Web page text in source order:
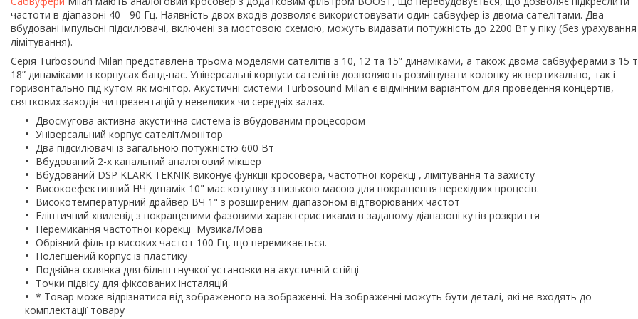
частоти в діапазоні 40 - 90 Гц. Наявність двох входів дозволяє використовувати один сабвуфер із двома сателітами. Два
вбудовані імпульсні підсилювачі, включені за мостовою схемою, можуть видавати потужність до 2200 Вт у піку (без урахування
лімітування).
Серія Turbosound Milan представлена трьома моделями сателітів з 10, 12 та 15” динаміками, а також двома сабвуферами з 15
18” динаміками в корпусах банд-пас. Універсальні корпуси сателітів дозволяють розміщувати колонку як вертикально, так і
горизонтально під кутом як монітор. Акустичні системи Turbosound Milan є відмінним варіантом для проведення концертів,
святкових заходів чи презентацій у невеликих чи середніх залах.
Двосмугова активна акустична система із вбудованим процесором
Універсальний корпус сателіт/монітор
Два підсилювачі із загальною потужністю 600 Вт
Вбудований 2-х канальний аналоговий мікшер
Вбудований DSP KLARK TEKNIK виконує функції кросовера, частотної корекції, лімітування та захисту
Високоефективний НЧ динамік 10" має котушку з низькою масою для покращення перехідних процесів.
Високотемпературний драйвер ВЧ 1" з розширеним діапазоном відтворюваних частот
Еліптичний хвилевід з покращеними фазовими характеристиками в заданому діапазоні кутів розкриття
Перемикання частотної корекції Музика/Мова
Обрізний фільтр високих частот 100 Гц, що перемикається.
Полегшений корпус із пластику
Подвійна склянка для більш гнучкої установки на акустичній стійці
Точки підвісу для фіксованих інсталяцій
* Товар може відрізнятися від зображеного на зображенні. На зображенні можуть бути деталі, які не входять до
комплектації товару